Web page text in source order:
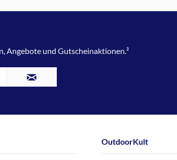
Angebote und Gutscheinaktionen.²
OutdoorKult